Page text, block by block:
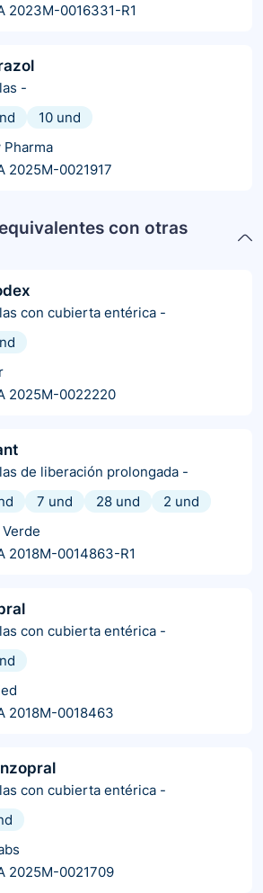
2023M-0016331-R1
-
10 und
Pharma
2025M-0021917
con otras
con cubierta entérica -
2025M-0022220
de liberación prolongada -
7 und 28 und
2 und
2018M-0014863-R1
con cubierta entérica -
2018M-0018463
con cubierta entérica -
2025M-0021709